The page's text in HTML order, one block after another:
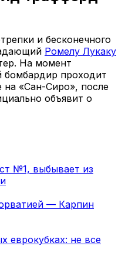
и бесконечного
Ромелу Лукаку
На момент
бомбардир проходит
на «Сан-Сиро», после
объявит о
№1, выбывает из
— Карпин
еврокубках: не все